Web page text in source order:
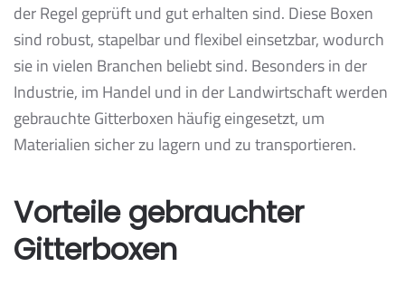
der Regel geprüft und gut erhalten sind. Diese Boxen
sind robust, stapelbar und flexibel einsetzbar, wodurch
sie in vielen Branchen beliebt sind. Besonders in der
Industrie, im Handel und in der Landwirtschaft werden
gebrauchte Gitterboxen häufig eingesetzt, um
Materialien sicher zu lagern und zu transportieren.
Vorteile gebrauchter
Gitterboxen